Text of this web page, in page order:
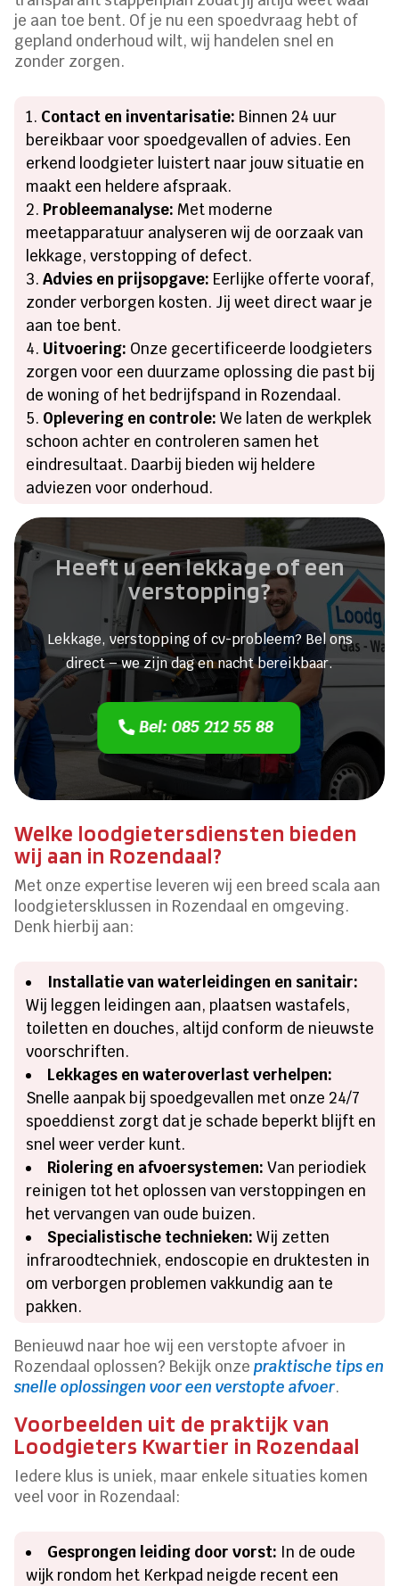
je aan toe bent. Of je nu een spoedvraag hebt of
gepland onderhoud wilt, wij handelen snel en
zonder zorgen.
Contact en inventarisatie: Binnen 24 uur
bereikbaar voor spoedgevallen of advies. Een
erkend loodgieter luistert naar jouw situatie en
maakt een heldere afspraak.
Probleemanalyse: Met moderne
meetapparatuur analyseren wij de oorzaak van
lekkage, verstopping of defect.
Advies en prijsopgave: Eerlijke offerte vooraf,
zonder verborgen kosten. Jij weet direct waar je
aan toe bent.
Uitvoering: Onze gecertificeerde loodgieters
zorgen voor een duurzame oplossing die past bij
de woning of het bedrijfspand in Rozendaal.
Oplevering en controle: We laten de werkplek
schoon achter en controleren samen het
eindresultaat. Daarbij bieden wij heldere
adviezen voor onderhoud.
Heeft u een lekkage of een
verstopping?
Lekkage, verstopping of cv-probleem? Bel ons
direct – we zijn dag en nacht bereikbaar.
Bel: 085 212 55 88
Welke loodgietersdiensten bieden
wij aan in Rozendaal?
Met onze expertise leveren wij een breed scala aan
loodgietersklussen in Rozendaal en omgeving.
Denk hierbij aan:
Installatie van waterleidingen en sanitair:
Wij leggen leidingen aan, plaatsen wastafels,
toiletten en douches, altijd conform de nieuwste
voorschriften.
Lekkages en wateroverlast verhelpen:
Snelle aanpak bij spoedgevallen met onze 24/7
spoeddienst zorgt dat je schade beperkt blijft en
snel weer verder kunt.
Riolering en afvoersystemen: Van periodiek
reinigen tot het oplossen van verstoppingen en
het vervangen van oude buizen.
Specialistische technieken: Wij zetten
infraroodtechniek, endoscopie en druktesten in
om verborgen problemen vakkundig aan te
pakken.
Benieuwd naar hoe wij een verstopte afvoer in
Rozendaal oplossen? Bekijk onzepraktische tips en
snelle oplossingen voor een verstopte afvoer.
Voorbeelden uit de praktijk van
Loodgieters Kwartier in Rozendaal
Iedere klus is uniek, maar enkele situaties komen
veel voor in Rozendaal:
Gesprongen leiding door vorst: In de oude
wijk rondom het Kerkpad neigde recent een